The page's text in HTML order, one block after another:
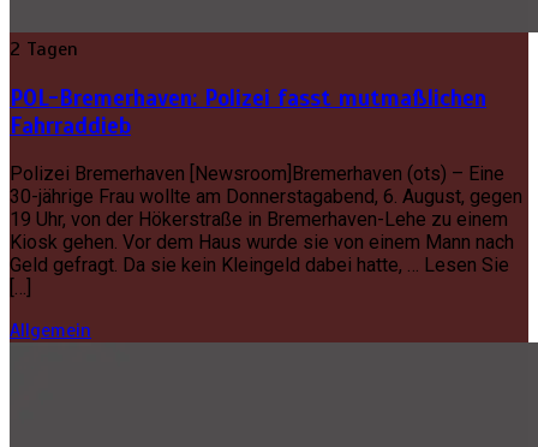
2 Tagen
POL-Bremerhaven: Polizei fasst mutmaßlichen
Fahrraddieb
Polizei Bremerhaven [Newsroom]Bremerhaven (ots) – Eine
30-jährige Frau wollte am Donnerstagabend, 6. August, gegen
19 Uhr, von der Hökerstraße in Bremerhaven-Lehe zu einem
Kiosk gehen. Vor dem Haus wurde sie von einem Mann nach
Geld gefragt. Da sie kein Kleingeld dabei hatte, … Lesen Sie
Allgemein